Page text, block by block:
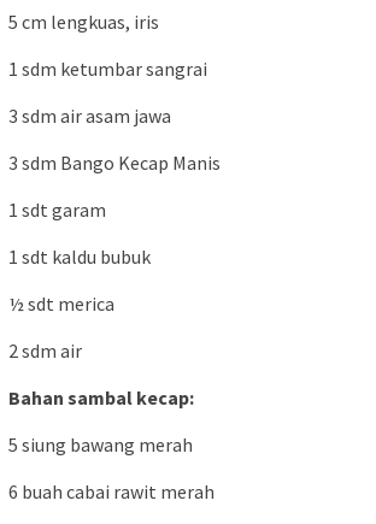
5 cm lengkuas, iris
1 sdm ketumbar sangrai
3 sdm air asam jawa
3 sdm Bango Kecap Manis
1 sdt garam
1 sdt kaldu bubuk
½ sdt merica
2 sdm air
Bahan sambal kecap:
5 siung bawang merah
6 buah cabai rawit merah